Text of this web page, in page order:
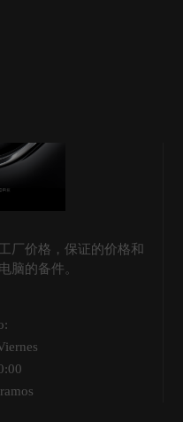
厂价格，保证的价格和
脑的备件。